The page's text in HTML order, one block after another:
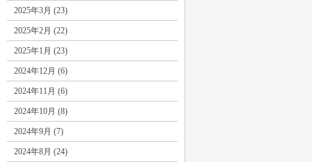
2025年3月 (23)
2025年2月 (22)
2025年1月 (23)
2024年12月 (6)
2024年11月 (6)
2024年10月 (8)
2024年9月 (7)
2024年8月 (24)